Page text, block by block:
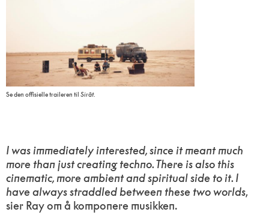
Se den offisielle traileren tilSirāt.
I was immediately interested, since it meant much
more than just creating techno. There is also this
cinematic, more ambient and spiritual side to it. I
have always straddled between these two worlds,
sier Ray om å komponere musikken.